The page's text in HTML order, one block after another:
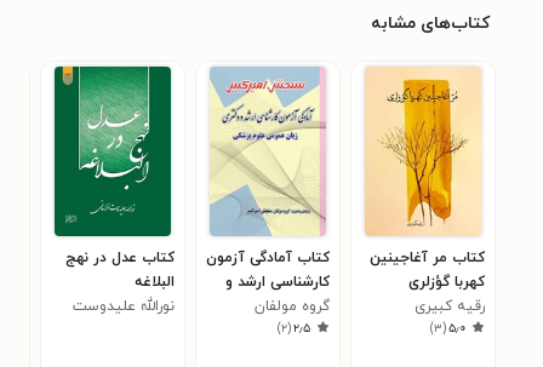
کتاب‌های مشابه
کتاب مر آغاجینین
کهربا گؤزلری
رقیه کبیری
۵٫۰(۳)
کتاب آمادگی آزمون
کارشناسی ارشد و
دکتری زبان عمومی
علوم پزشکی
گروه مولفان
سنجش امیرکبیر
۲٫۵(۲)
کتاب عدل در نهج
البلاغه
نورالله علیدوست